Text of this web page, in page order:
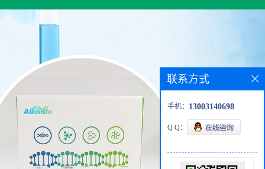
联系方式
手机： 13003140698
Q Q：